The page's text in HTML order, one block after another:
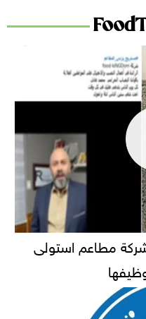
مطاعم استولى